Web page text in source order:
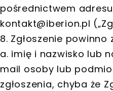
pośrednictwem
kontakt@iberion.pl
8. Zgłoszenie powinno
a. imię i nazwisko lub
mail osoby lub
zgłoszenia, chyba że